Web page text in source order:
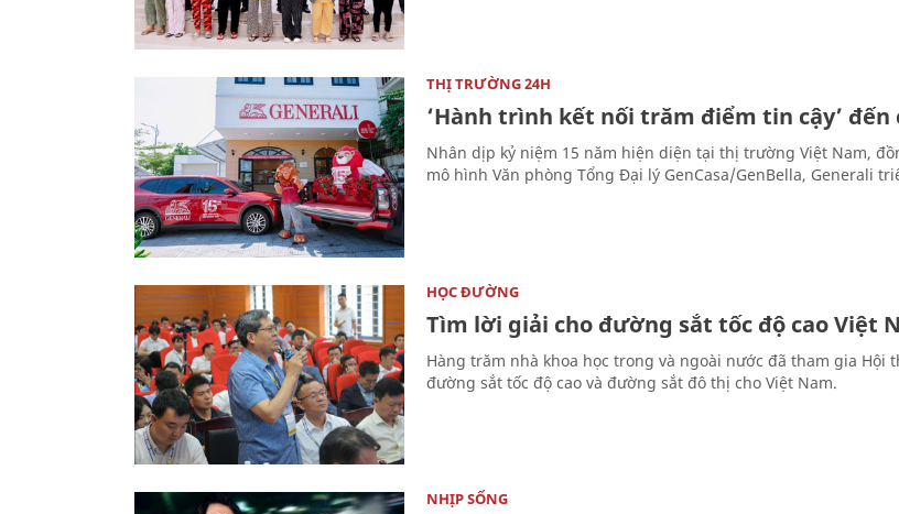
THỊ TRƯỜNG 24H
‘Hành trình kết nối trăm điểm tin cậy’ đến
Nhân dịp kỷ niệm 15 năm hiện diện tại thị trường Việt Nam,
mô hình Văn phòng Tổng Đại lý GenCasa/GenBella, Generali
HỌC ĐƯỜNG
Tìm lời giải cho đường sắt tốc độ cao Việt
Hàng trăm nhà khoa học trong và ngoài nước đã tham gia Hội
đường sắt tốc độ cao và đường sắt đô thị cho Việt Nam.
NHỊP SỐNG